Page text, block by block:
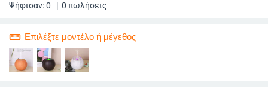
Ψήφισαν:0 | 0 πωλήσεις
straighten Επιλέξτε μοντέλο ή μέγεθος